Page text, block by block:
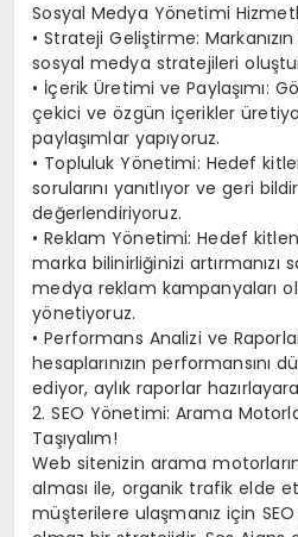
Sosyal Medya Yönetimi
• Strateji Geliştirme:
sosyal medya stratejileri
• İçerik Üretimi ve Paylaşımı:
çekici ve özgün içerikler
paylaşımlar yapıyoruz.
• Topluluk Yönetimi: Hedef
sorularını yanıtlıyor ve geri
değerlendiriyoruz.
• Reklam Yönetimi: Hedef
marka bilinirliğinizi artırmanızı
medya reklam kampanyaları
yönetiyoruz.
• Performans Analizi ve
hesaplarınızın performansını
ediyor, aylık raporlar
2. SEO Yönetimi: Arama
Taşıyalım!
Web sitenizin arama
alması ile, organik trafik elde
müşterilere ulaşmanız için